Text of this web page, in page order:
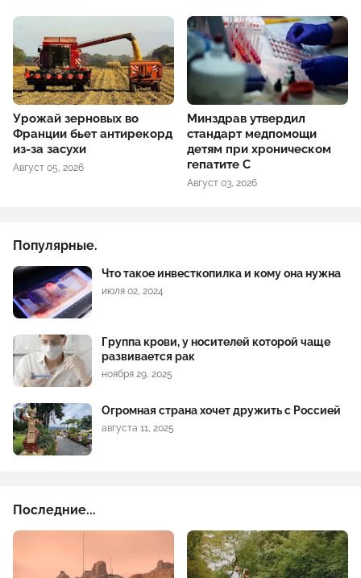
Урожай зерновых во
Франции бьет антирекорд
из-за засухи
Август 05, 2026
Минздрав утвердил
стандарт медпомощи
детям при хроническом
гепатите С
Август 03, 2026
Популярные.
Что такое инвесткопилка и кому она нужна
июля 02, 2024
Группа крови, у носителей которой чаще
развивается рак
ноября 29, 2025
Огромная страна хочет дружить с Россией
августа 11, 2025
Последние...